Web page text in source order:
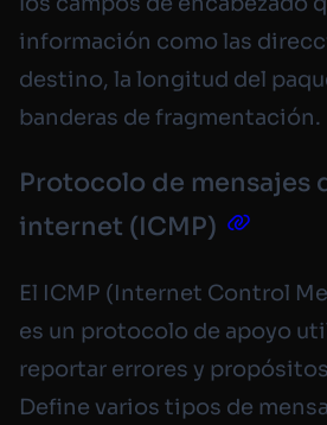
información como las
destino, la longitud del
banderas de fragmentación.
Protocolo de mensajes
internet (ICMP)
El ICMP (Internet Control
es un protocolo de apoyo
reportar errores y
Define varios tipos de